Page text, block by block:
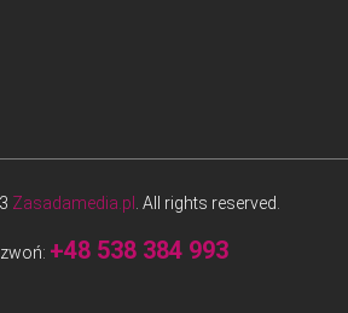
Zasadamedia.pl . All rights reserved.
+48 538 384 993